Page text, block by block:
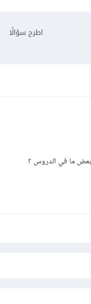
اطرح سؤالًا
بعض ما في الدروس ؟